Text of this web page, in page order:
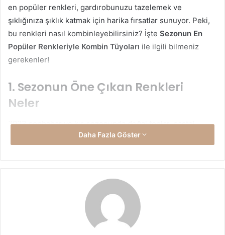
en popüler renkleri, gardırobunuzu tazelemek ve
şıklığınıza şıklık katmak için harika fırsatlar sunuyor. Peki,
bu renkleri nasıl kombinleyebilirsiniz? İşte Sezonun En
Popüler Renkleriyle Kombin Tüyoları ile ilgili bilmeniz
gerekenler!
1. Sezonun Öne Çıkan Renkleri
Neler
2023 sonbahar ve kış sezonunda doğal tonlar, pastel
renkler ve canlı vurgular bir arada. Özellikle zeytin yeşili,
favorileri arasında. Bu renkler, hem günlük hem de resmi
Hem nötr tonlarla hem de canlı
renklerle uyum sağlayabilen zeytin yeşili, özellikle
Daha Fazla Göster